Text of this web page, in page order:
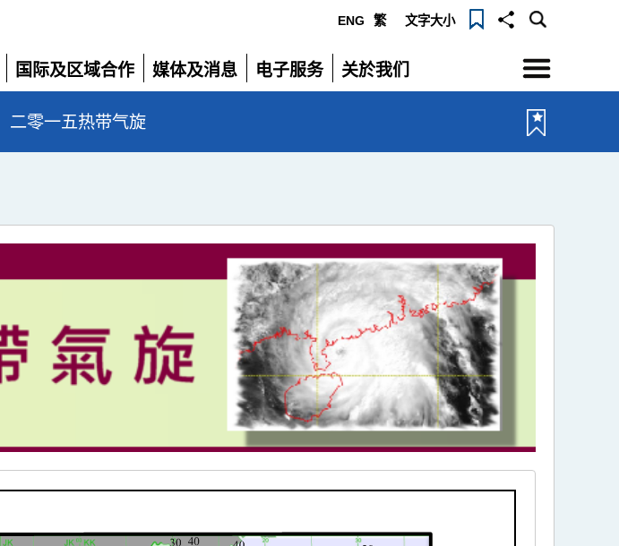
ENG 繁 文字大小
国际及区域合作
展
开
媒体及消息
展
电子服务
展
关於我们
展
选
单
二零一五热带气旋